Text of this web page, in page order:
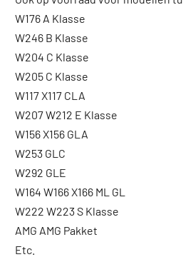
W176 A Klasse
W246 B Klasse
W204 C Klasse
W205 C Klasse
W117 X117 CLA
W207 W212 E Klasse
W156 X156 GLA
W253 GLC
W292 GLE
W164 W166 X166 ML GL
W222 W223 S Klasse
AMG AMG Pakket
Etc.